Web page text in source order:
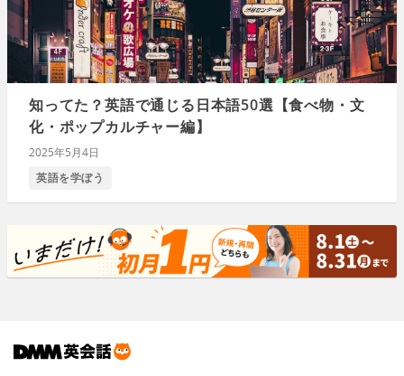
知ってた？英語で通じる日本語50選【食べ物・文
化・ポップカルチャー編】
2025年5月4日
英語を学ぼう